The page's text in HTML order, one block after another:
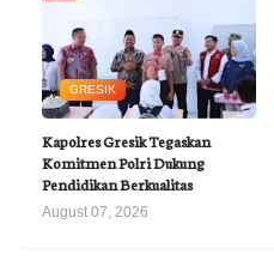
GRESIK
Kapolres Gresik Tegaskan
Komitmen Polri Dukung
Pendidikan Berkualitas
August 07, 2026